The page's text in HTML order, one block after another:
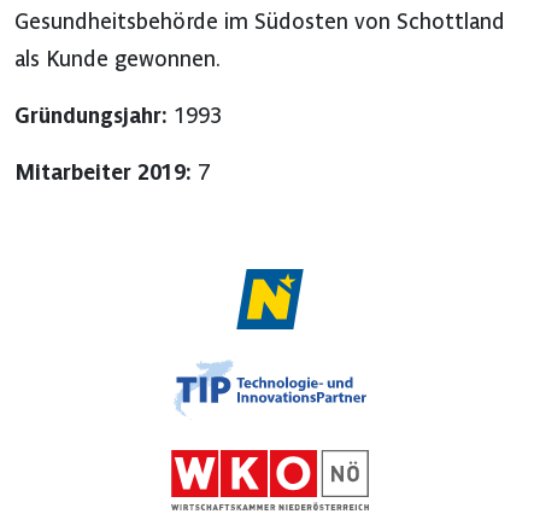
Gesundheitsbehörde im Südosten von Schottland
als Kunde gewonnen.
Gründungsjahr: 1993
Mitarbeiter 2019: 7